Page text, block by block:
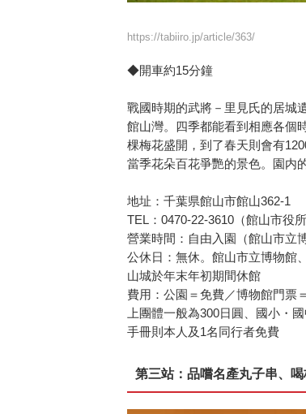
https://tabiiro.jp/article/363/
◆開車約15分鐘
戰國時期的武將－里見氏的居城
館山灣。四季都能看到相應各個
棵梅花盛開，到了春天則會有
當季花朵百花爭艷的景色。園内
地址：千葉県館山市館山362-1
TEL：0470-22-3610（館山市役
營業時間：自由入園（館山市立
公休日：無休。館山市立博物館
山城於年末年初期間休館
費用：公園＝免費／博物館門票
上團體一般為300日圓、國小・
手冊則本人及1名同行者免費
第三站：品嚐名產丸子串、喝